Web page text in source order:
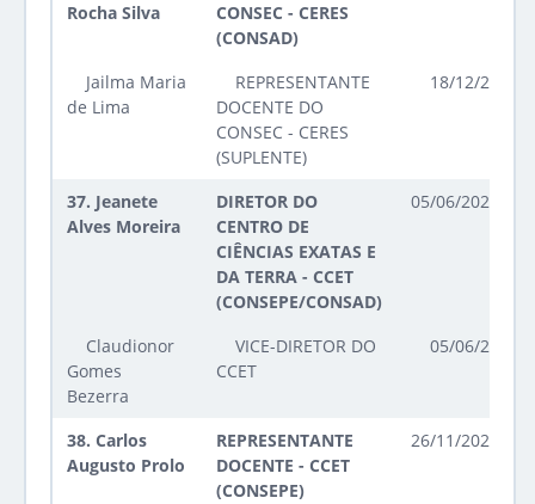
Rocha Silva
CONSEC - CERES
(CONSAD)
Jailma Maria
de Lima
REPRESENTANTE
DOCENTE DO
CONSEC - CERES
(SUPLENTE)
18/12/2025
37. Jeanete
Alves Moreira
DIRETOR DO
CENTRO DE
CIÊNCIAS EXATAS E
DA TERRA - CCET
(CONSEPE/CONSAD)
05/06/2023 até
Claudionor
Gomes
Bezerra
VICE-DIRETOR DO
CCET
05/06/2023
38. Carlos
Augusto Prolo
REPRESENTANTE
DOCENTE - CCET
(CONSEPE)
26/11/2024 até